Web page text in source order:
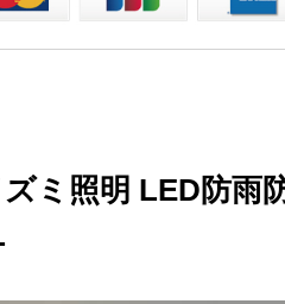
ミ照明 LED防雨